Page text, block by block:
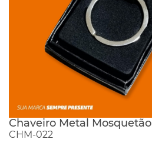
Chaveiro Metal Mosquetão
CHM-022